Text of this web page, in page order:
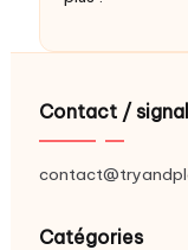
Contact /
Catégories